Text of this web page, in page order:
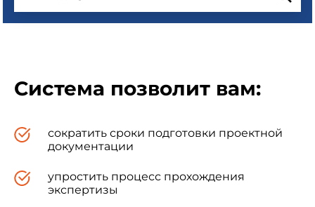
Система позволит вам:
сократить сроки подготовки проектной
документации
упростить процесс прохождения
экспертизы